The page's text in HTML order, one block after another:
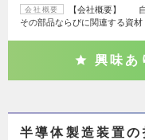
会社概要
【会社概要】 自
その部品ならびに関連する資
興味あ
半導体製造装置